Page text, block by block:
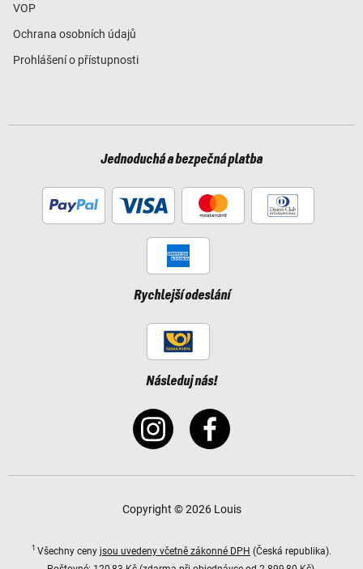
VOP
Ochrana osobních údajů
Prohlášení o přístupnosti
Jednoduchá a bezpečná platba
Rychlejší odeslání
Následuj nás!
Copyright © 2026 Louis
1 Všechny ceny jsou uvedeny včetně zákonné DPH (Česká republika).